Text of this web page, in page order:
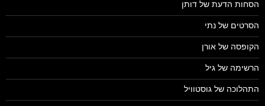
הסחות הדעת של דותן
הסרטים של נתי
הקופסה של אורן
הרשימה של גיל
התהלוכה של גוסטוויל